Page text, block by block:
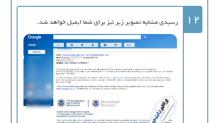
12 رسیدی مشابه تصویر زیر نیز برای شما ایمیل خواهد شد.